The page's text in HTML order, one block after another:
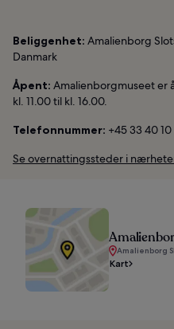
Beliggenhet: Amalienborg
Danmark
Åpent: Amalienborgmuseet er
kl. 11.00 til kl. 16.00.
Telefonnummer: +45 33 40 10
Se overnattingssteder i
Amalienborg
Kart